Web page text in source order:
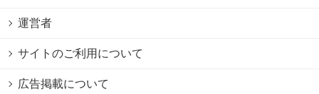
運営者
サイトのご利用について
広告掲載について